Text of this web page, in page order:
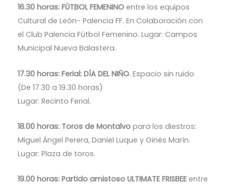
16.30 horas: FÚTBOL FEMENINOentre los equipos
Cultural de León- Palencia FF. En Colaboración con
el Club Palencia Fútbol Femenino. Lugar: Campos
Municipal Nueva Balastera.
17.30 horas: Ferial: DÍA DEL NIÑO.Espacio sin ruido
(De 17.30 a 19.30 horas)
Lugar: Recinto Ferial.
18.00 horas: Toros de Montalvopara los diestros:
Miguel Ángel Perera, Daniel Luque y Ginés Marín.
Lugar: Plaza de toros.
19.00 horas: Partido amistoso ULTIMATE FRISBEEentre